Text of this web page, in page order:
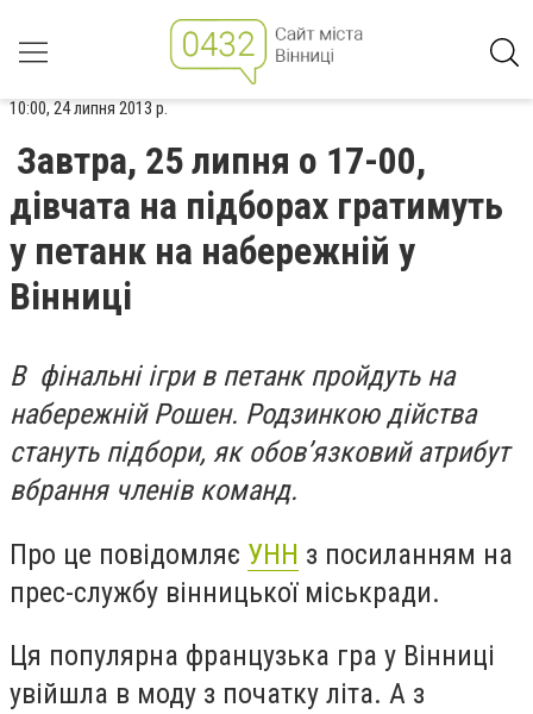
10:00, 24 липня 2013 р.
Завтра, 25 липня о 17-00,
дівчата на підборах гратимуть
у петанк на набережній у
Вінниці
В фінальні ігри в петанк пройдуть на
набережній Рошен. Родзинкою дійства
стануть підбори, як обов’язковий атрибут
вбрання членів команд.
Про це повідомляє УНН з посиланням на
прес-службу вінницької міськради.
Ця популярна французька гра у Вінниці
увійшла в моду з початку літа. А з